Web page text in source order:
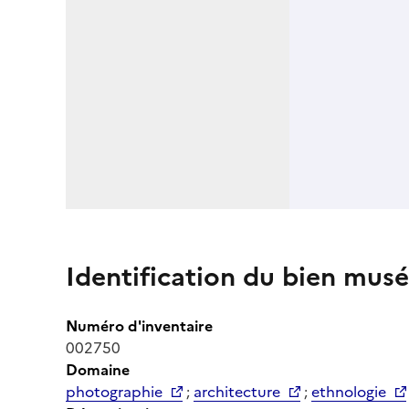
Identification du bien
Numéro d'inventaire
002750
Domaine
photographie
; architecture ;ethnologie